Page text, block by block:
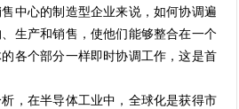
中心的制造型企业来说，如何协调遍
生产和销售，使他们能够整合在一个
各个部分一样即时协调工作，这是首
在半导体工业中，全球化是获得市